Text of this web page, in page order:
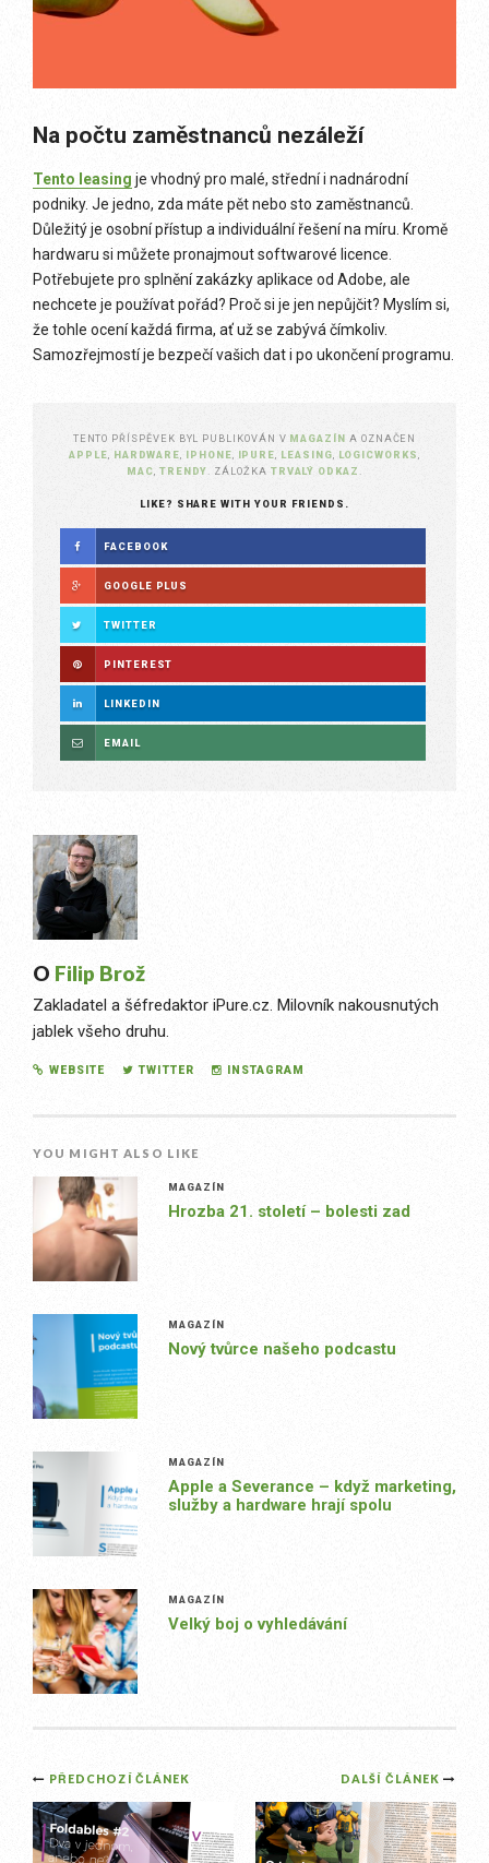
Na počtu zaměstnanců nezáleží
Tento leasing je vhodný pro malé, střední i nadnárodní
podniky. Je jedno, zda máte pět nebo sto zaměstnanců.
Důležitý je osobní přístup a individuální řešení na míru. Kromě
hardwaru si můžete pronajmout softwarové licence.
Potřebujete pro splnění zakázky aplikace od Adobe, ale
nechcete je používat pořád? Proč si je jen nepůjčit? Myslím si,
že tohle ocení každá firma, ať už se zabývá čímkoliv.
Samozřejmostí je bezpečí vašich dat i po ukončení programu.
TENTO PŘÍSPĚVEK BYL PUBLIKOVÁN V MAGAZÍN A OZNAČEN
APPLE, HARDWARE, IPHONE, IPURE, LEASING, LOGICWORKS,
MAC, TRENDY. ZÁLOŽKA TRVALÝ ODKAZ .
LIKE? SHARE WITH YOUR FRIENDS.
FACEBOOK
GOOGLE PLUS
TWITTER
PINTEREST
LINKEDIN
EMAIL
O Filip Brož
Zakladatel a šéfredaktor iPure.cz. Milovník nakousnutých
jablek všeho druhu.
WEBSITE TWITTER INSTAGRAM
YOU MIGHT ALSO LIKE
MAGAZÍN
Hrozba 21. století – bolesti zad
MAGAZÍN
Nový tvůrce našeho podcastu
MAGAZÍN
Apple a Severance – když marketing,
služby a hardware hrají spolu
MAGAZÍN
Velký boj o vyhledávání
Post
navigation
DALŠÍ ČLÁNEK
PŘEDCHOZÍ ČLÁNEK